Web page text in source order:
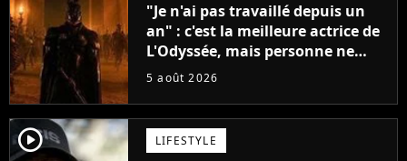
"Je n'ai pas travaillé depuis un
an" : c'est la meilleure actrice de
L'Odyssée, mais personne ne
veut lui donner de rôle au
5 août 2026
player2 LIFESTYLE